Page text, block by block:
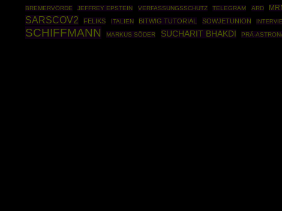
BREMERVÖRDE
JEFFREY EPSTEIN VERFASSUNGSSCHUTZ TELEGRAM ARD
SARSCOV2 FELIKS ITALIEN BITWIG TUTORIAL SOWJETUNION
SCHIFFMANN
MARKUS SÖDER SUCHARIT BHAKDI PRÄ-